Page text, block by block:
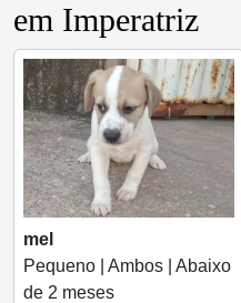
em Imperatriz
mel
Pequeno | Ambos | Abaixo
de 2 meses